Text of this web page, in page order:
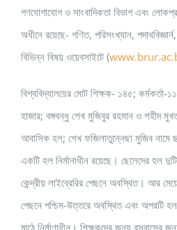
গণযোগাযোগ ও সাংবাদিকতা বিভাগ এবং
অধীনে রয়েছে- গণিত, পরিসংখ্যান,
বিভিন্ন বিষয় ওয়েবসাইটে (
বিশ্ববিদ্যালয়ের মোট শিক্ষক- ১৪৫; কর্মকর্তা-
হাজার; বঙ্গবন্ধু শেখ মুজিবুর রহমান ও শহীদ
আবাসিক হল; শেখ ফজিলাতুন্নেছা মুজিব নামে
একটি হল নির্মানাধীন রয়েছে। ছেলেদের হল দুটি
কেন্দ্রীয় লাইব্রেরির পেছনে অবস্থিত। আর
পেছনে পশ্চিম-উত্তরে অবস্থিত এবং অপরটি
মাঠে নির্মাণাধীন। শিক্ষকদের জন্য বসবাসের